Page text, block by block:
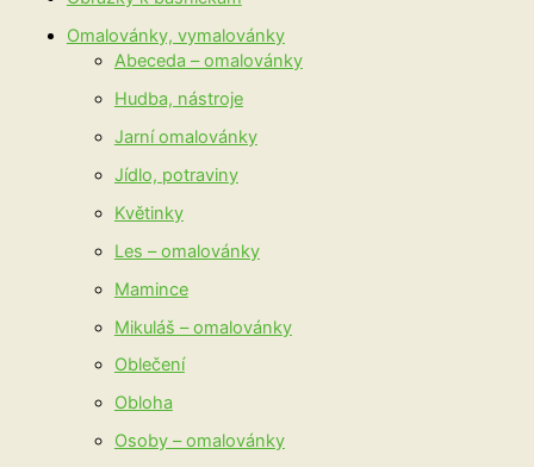
Omalovánky, vymalovánky
Abeceda – omalovánky
Hudba, nástroje
Jarní omalovánky
Jídlo, potraviny
Květinky
Les – omalovánky
Mamince
Mikuláš – omalovánky
Oblečení
Obloha
Osoby – omalovánky